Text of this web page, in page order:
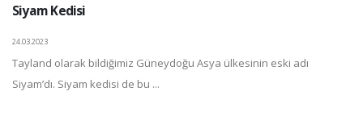
Siyam Kedisi
24.03.2023
Tayland olarak bildiğimiz Güneydoğu Asya ülkesinin eski adı
Siyam’dı. Siyam kedisi de bu ...